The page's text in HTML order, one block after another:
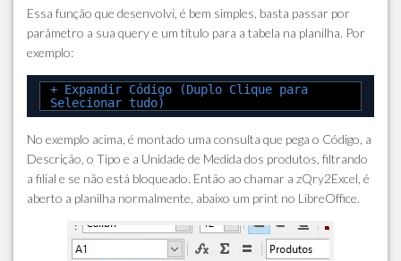
Essa função que desenvolvi, é bem simples, basta passar por
parâmetro a sua query e um título para a tabela na planilha. Por
exemplo:
+ Expandir Código (Duplo Clique para
Selecionar tudo)
No exemplo acima, é montado uma consulta que pega o Código, a
Descrição, o Tipo e a Unidade de Medida dos produtos, filtrando
a filial e se não está bloqueado. Então ao chamar a zQry2Excel, é
aberto a planilha normalmente, abaixo um print no LibreOffice.